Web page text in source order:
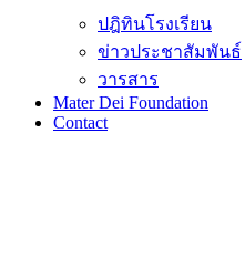
ปฎิทินโรงเรียน
ข่าวประชาสัมพันธ์
วารสาร
Mater Dei Foundation
Contact